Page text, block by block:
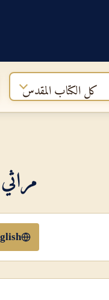
كل الكتاب المقدس
مراثي